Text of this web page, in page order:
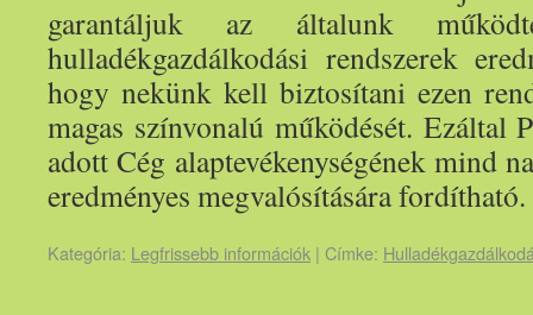
garantáljuk az általunk
hulladékgazdálkodási rendszerek
hogy nekünk kell biztosítani ezen
magas színvonalú működését. Ezáltal
adott Cég alaptevékenységének mind
eredményes megvalósítására fordítható.
Kategória: Legfrissebb információk | Címke: